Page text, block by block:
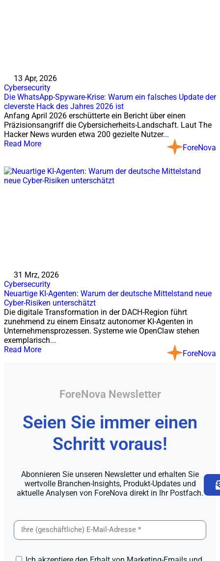
13 Apr, 2026
Cybersecurity
Die WhatsApp-Spyware-Krise: Warum ein falsches Update der
cleverste Hack des Jahres 2026 ist
Anfang April 2026 erschütterte ein Bericht über einen
Präzisionsangriff die Cybersicherheits-Landschaft. Laut The
Hacker News wurden etwa 200 gezielte Nutzer...
Read More
ForeNova
31 Mrz, 2026
Cybersecurity
Neuartige KI-Agenten: Warum der deutsche Mittelstand neue
Cyber-Risiken unterschätzt
Die digitale Transformation in der DACH-Region führt
zunehmend zu einem Einsatz autonomer KI-Agenten in
Unternehmensprozessen. Systeme wie OpenClaw stehen
exemplarisch...
Read More
ForeNova
ForeNova Newsletter
Seien Sie immer einen
Schritt voraus!
Abonnieren Sie unseren Newsletter und erhalten Sie
wertvolle Branchen-Insights, Produkt-Updates und
aktuelle Analysen von ForeNova direkt in Ihr Postfach.